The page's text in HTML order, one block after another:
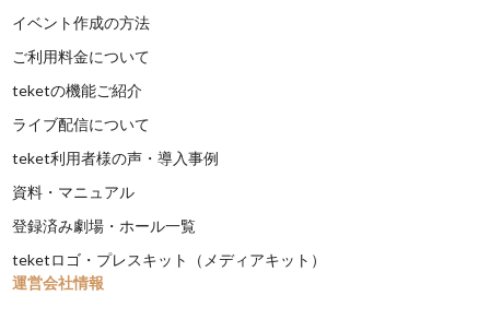
イベント作成の方法
ご利用料金について
teketの機能ご紹介
ライブ配信について
teket利用者様の声・導入事例
資料・マニュアル
登録済み劇場・ホール一覧
teketロゴ・プレスキット（メディアキット）
運営会社情報